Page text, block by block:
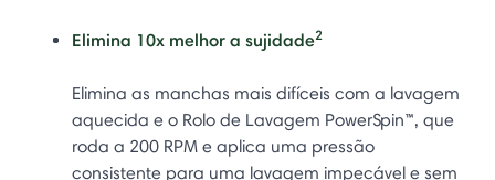
Elimina 10x melhor a sujidade2
Elimina as manchas mais difíceis com a lavagem
aquecida e o Rolo de Lavagem PowerSpin™, que
roda a 200 RPM e aplica uma pressão
consistente para uma lavagem impecável e sem